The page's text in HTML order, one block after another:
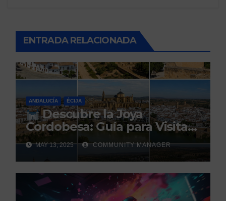
ENTRADA RELACIONADA
ANDALUCÍA ÉCIJA
Descubre la Joya
Cordobesa: Guía para Visitar
los 5 Pueblos Más Bonitos
MAY 13, 2025 COMMUNITY MANAGER